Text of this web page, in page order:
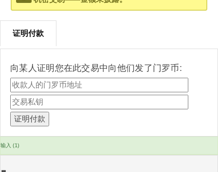
证明付款
向某人证明您在此交易中向他们发了门罗币:
输入 (1)